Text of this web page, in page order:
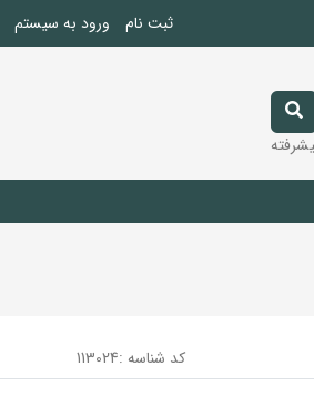
ثبت نام ورود به سیستم
کد شناسه :113024